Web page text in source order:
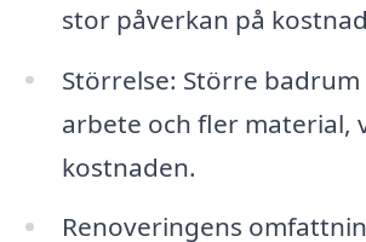
stor påverkan på
Störrelse: Större
arbete och fler material,
kostnaden.
Renoveringens